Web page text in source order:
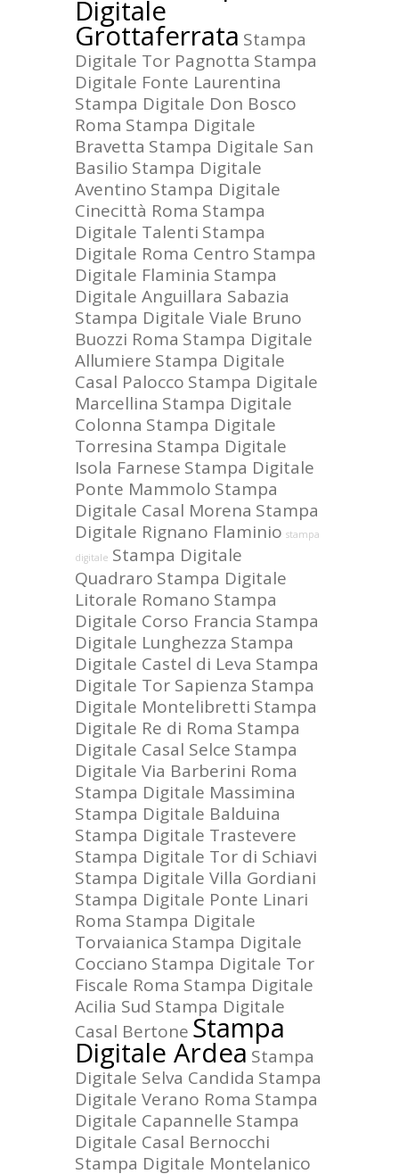
Digitale
Grottaferrata Stampa
Digitale Tor Pagnotta Stampa
Digitale Fonte Laurentina
Stampa Digitale Don Bosco
Roma Stampa Digitale
Bravetta Stampa Digitale San
Basilio Stampa Digitale
Aventino Stampa Digitale
Cinecittà Roma Stampa
Digitale Talenti Stampa
Digitale Roma Centro Stampa
Digitale Flaminia Stampa
Digitale Anguillara Sabazia
Stampa Digitale Viale Bruno
Buozzi Roma Stampa Digitale
Allumiere Stampa Digitale
Casal Palocco Stampa Digitale
Marcellina Stampa Digitale
Colonna Stampa Digitale
Torresina Stampa Digitale
Isola Farnese Stampa Digitale
Ponte Mammolo Stampa
Digitale Casal Morena Stampa
Digitale Rignano Flaminio stampa
digitale Stampa Digitale
Quadraro Stampa Digitale
Litorale Romano Stampa
Digitale Corso Francia Stampa
Digitale Lunghezza Stampa
Digitale Castel di Leva Stampa
Digitale Tor Sapienza Stampa
Digitale Montelibretti Stampa
Digitale Re di Roma Stampa
Digitale Casal Selce Stampa
Digitale Via Barberini Roma
Stampa Digitale Massimina
Stampa Digitale Balduina
Stampa Digitale Trastevere
Stampa Digitale Tor di Schiavi
Stampa Digitale Villa Gordiani
Stampa Digitale Ponte Linari
Roma Stampa Digitale
Torvaianica Stampa Digitale
Cocciano Stampa Digitale Tor
Fiscale Roma Stampa Digitale
Acilia Sud Stampa Digitale
Casal Bertone Stampa
Digitale Ardea Stampa
Digitale Selva Candida Stampa
Digitale Verano Roma Stampa
Digitale Capannelle Stampa
Digitale Casal Bernocchi
Stampa Digitale Montelanico